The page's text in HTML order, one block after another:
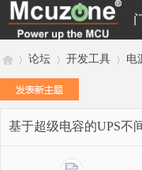
M »
论坛
›
开发工具
›
电
基于超级电容的UPS不